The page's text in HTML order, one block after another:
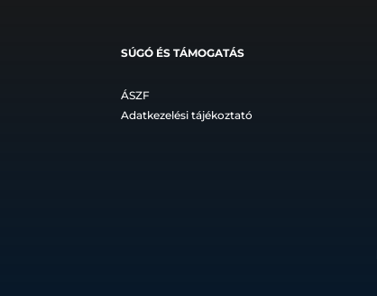
SÚGÓ ÉS TÁMOGATÁS
ÁSZF
Adatkezelési tájékoztató